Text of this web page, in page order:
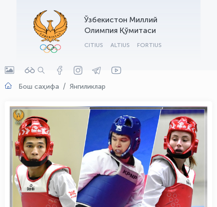
Ўзбекистон Миллий
Олимпия Қўмитаси
CITIUS ALTIUS FORTIUS
Бош саҳифа Янгиликлар
OLYMPCHIK AI - yordamchi
Онлайн · olympic.uz